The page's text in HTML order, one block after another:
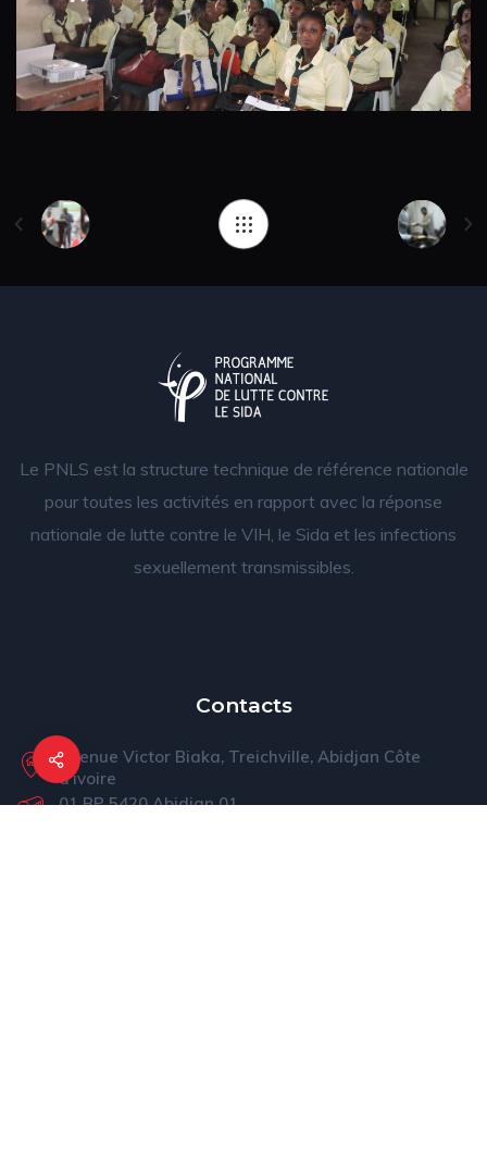
Le PNLS est la structure technique de référence nationale
pour toutes les activités en rapport avec la réponse
nationale de lutte contre le VIH, le Sida et les infections
sexuellement transmissibles.
Contacts
Avenue Victor Biaka, Treichville, Abidjan Côte
d'ivoire
01 BP 5420 Abidjan 01